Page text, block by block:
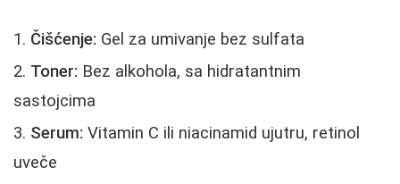
Čišćenje: Gel za umivanje bez sulfata
Toner: Bez alkohola, sa hidratantnim
sastojcima
Serum: Vitamin C ili niacinamid ujutru, retinol
uveče